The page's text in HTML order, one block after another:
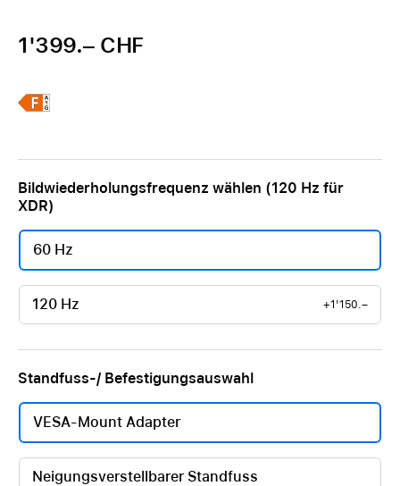
1'399.– CHF
Bildwiederholungsfrequenz wählen (120 Hz für
XDR)
60 Hz
120 Hz +1'150.–
Standfuss-/ Befestigungsauswahl
VESA-Mount Adapter
Neigungsverstellbarer Standfuss